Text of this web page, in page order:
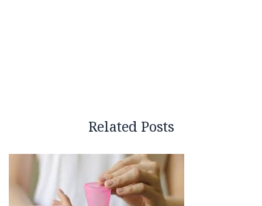
Related Posts